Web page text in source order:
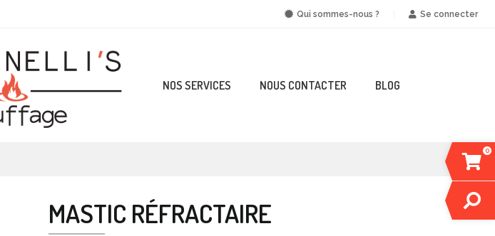
Qui sommes-nous ? Se connecter
NOS SERVICES NOUS CONTACTER BLOG
0
MASTIC RÉFRACTAIRE